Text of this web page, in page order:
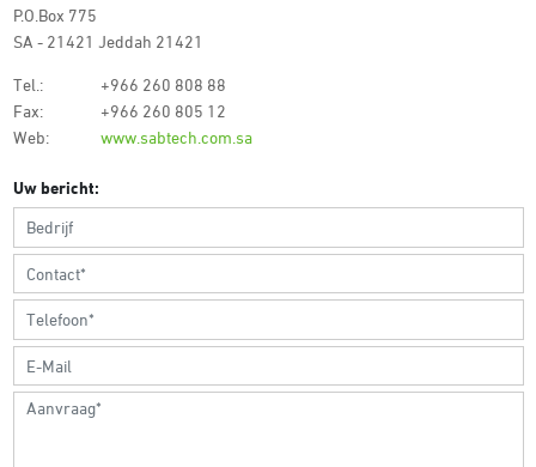
P.O.Box 775
SA - 21421 Jeddah 21421
Tel.:
+966 260 808 88
Fax:
+966 260 805 12
Web:
www.sabtech.com.sa
Uw bericht: